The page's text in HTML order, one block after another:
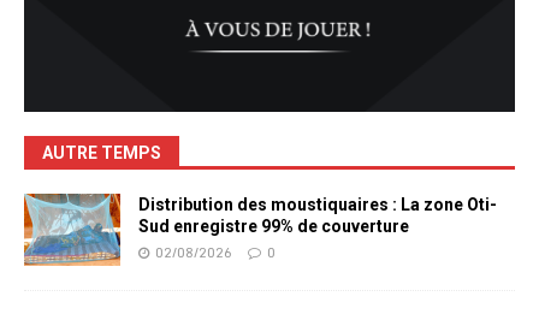
AUTRE TEMPS
Distribution des moustiquaires : La zone Oti-
Sud enregistre 99% de couverture
02/08/2026 0